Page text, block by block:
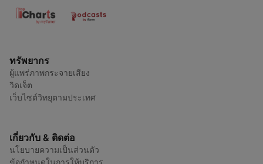
ทรัพยากร
ผู้แพร่ภาพกระจายเสียง
วิดเจ็ต
เว็บไซต์วิทยุตามประเทศ
เกี่ยวกับ & ติดต่อ
นโยบายความเป็นส่วนตัว